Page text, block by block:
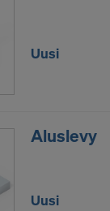
Uusi
Aluslevy
Uusi